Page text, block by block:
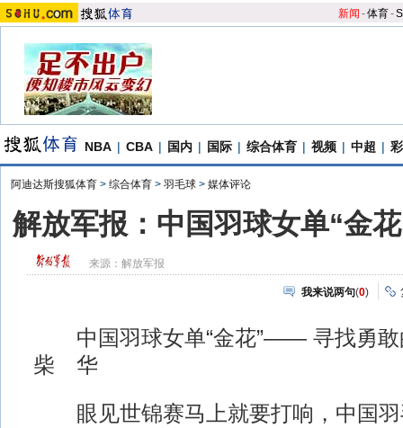
新闻 -体育-S
NBA | CBA | 国内 | 国际 | 综合体育 | 视频 | 中超 |
阿迪达斯搜狐体育 > 综合体育 > 羽毛球 > 媒体评论
解放军报：中国羽球女单“金
来源： 解放军报
我来说两句(0)
中国羽球女单“金花”—— 寻找勇
柴 华
眼见世锦赛马上就要打响，中国羽